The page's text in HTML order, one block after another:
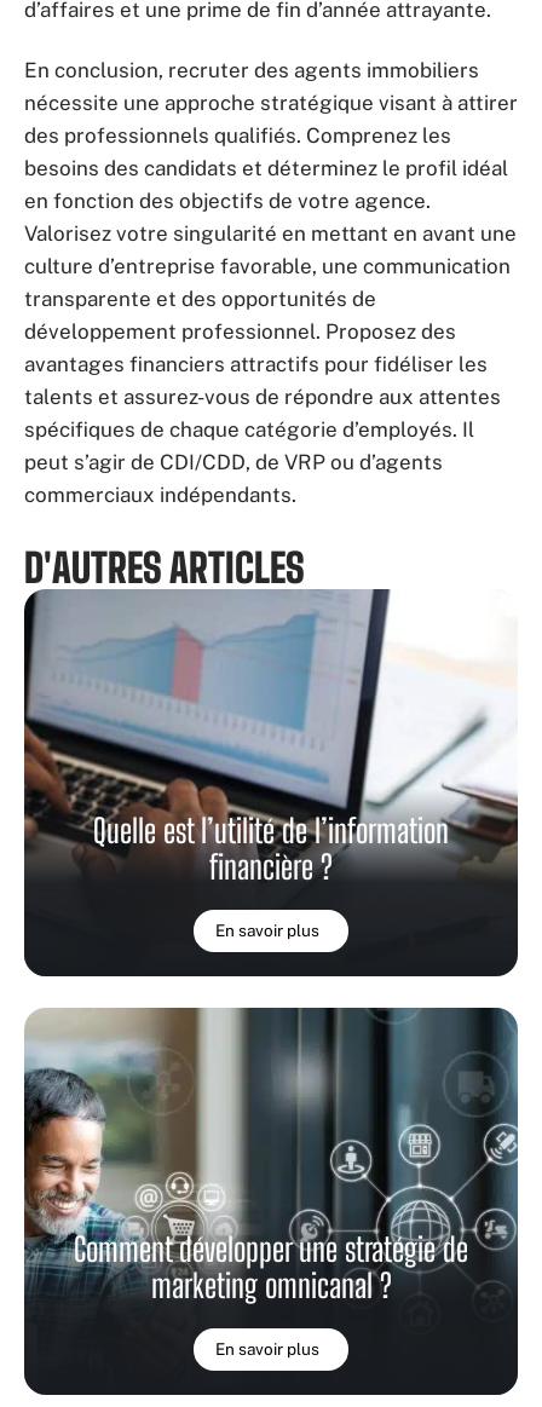
d’affaires et une prime de fin d’année attrayante.
En conclusion, recruter des agents immobiliers
nécessite une approche stratégique visant à attirer
des professionnels qualifiés. Comprenez les
besoins des candidats et déterminez le profil idéal
en fonction des objectifs de votre agence.
Valorisez votre singularité en mettant en avant une
culture d’entreprise favorable, une communication
transparente et des opportunités de
développement professionnel. Proposez des
avantages financiers attractifs pour fidéliser les
talents et assurez-vous de répondre aux attentes
spécifiques de chaque catégorie d’employés. Il
peut s’agir de CDI/CDD, de VRP ou d’agents
commerciaux indépendants.
D'AUTRES ARTICLES
Quelle est l’utilité de l’information
financière ?
En savoir plus
Comment développer une stratégie de
marketing omnicanal ?
En savoir plus